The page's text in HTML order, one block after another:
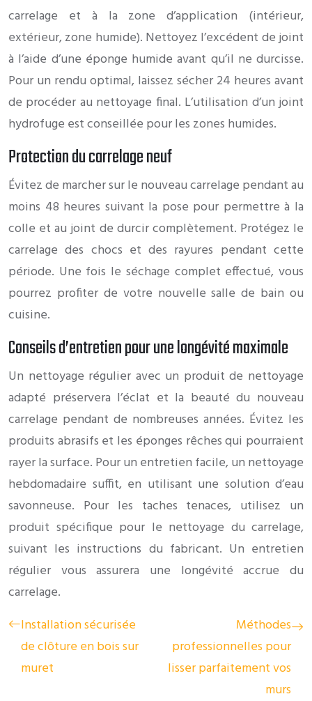
carrelage et à la zone d’application (intérieur,
extérieur, zone humide). Nettoyez l’excédent de joint
à l’aide d’une éponge humide avant qu’il ne durcisse.
Pour un rendu optimal, laissez sécher 24 heures avant
de procéder au nettoyage final. L’utilisation d’un joint
hydrofuge est conseillée pour les zones humides.
Protection du carrelage neuf
Évitez de marcher sur le nouveau carrelage pendant au
moins 48 heures suivant la pose pour permettre à la
colle et au joint de durcir complètement. Protégez le
carrelage des chocs et des rayures pendant cette
période. Une fois le séchage complet effectué, vous
pourrez profiter de votre nouvelle salle de bain ou
cuisine.
Conseils d’entretien pour une longévité maximale
Un nettoyage régulier avec un produit de nettoyage
adapté préservera l’éclat et la beauté du nouveau
carrelage pendant de nombreuses années. Évitez les
produits abrasifs et les éponges rêches qui pourraient
rayer la surface. Pour un entretien facile, un nettoyage
hebdomadaire suffit, en utilisant une solution d’eau
savonneuse. Pour les taches tenaces, utilisez un
produit spécifique pour le nettoyage du carrelage,
suivant les instructions du fabricant. Un entretien
régulier vous assurera une longévité accrue du
carrelage.
Installation sécurisée
de clôture en bois sur
muret
Méthodes
professionnelles pour
lisser parfaitement vos
murs